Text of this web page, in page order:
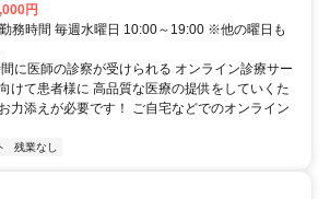
円
務時間 毎週水曜日 10:00～19:00 ※他の曜日も
に医師の診察が受けられる オンライン診療サー
けて患者様に 高品質な医療の提供をしていくた
力添えが必要です！ ご自宅などでのオンライン
残業なし